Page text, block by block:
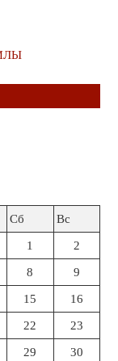
Сб Вс
1 2
8 9
15 16
22 23
29 30